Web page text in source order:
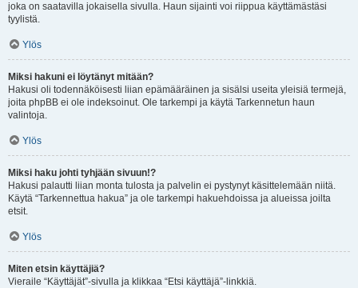
joka on saatavilla jokaisella sivulla. Haun sijainti voi riippua käyttämästäsi
tyylistä.
Ylös
Miksi hakuni ei löytänyt mitään?
Hakusi oli todennäköisesti liian epämääräinen ja sisälsi useita yleisiä termejä,
joita phpBB ei ole indeksoinut. Ole tarkempi ja käytä Tarkennetun haun
valintoja.
Ylös
Miksi haku johti tyhjään sivuun!?
Hakusi palautti liian monta tulosta ja palvelin ei pystynyt käsittelemään niitä.
Käytä “Tarkennettua hakua” ja ole tarkempi hakuehdoissa ja alueissa joilta
etsit.
Ylös
Miten etsin käyttäjiä?
Vieraile “Käyttäjät”-sivulla ja klikkaa “Etsi käyttäjä”-linkkiä.